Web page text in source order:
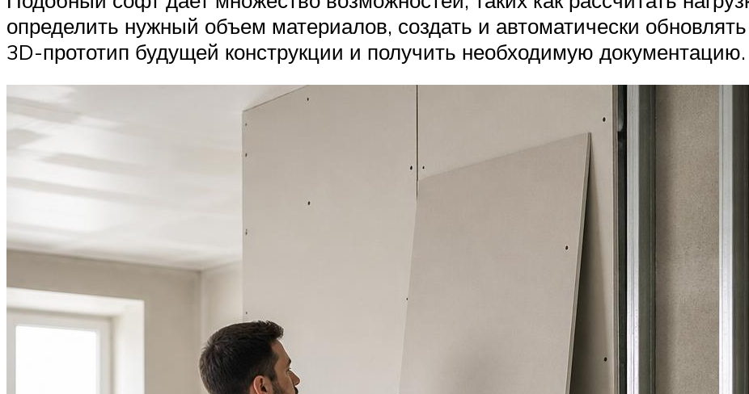
определить нужный объем материалов, создать и автоматически
3D-прототип будущей конструкции и получить необходимую документацию.